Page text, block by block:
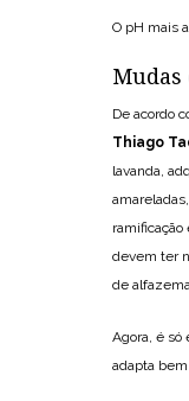
O pH mais
De acordo
Thiago
lavanda,
devem ter
de
Agora, é só
adapta